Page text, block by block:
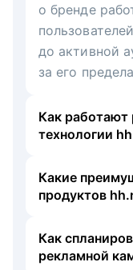
о бренде
до активной
за его
Как
технологии
Какие
продуктов
Как
рекламной